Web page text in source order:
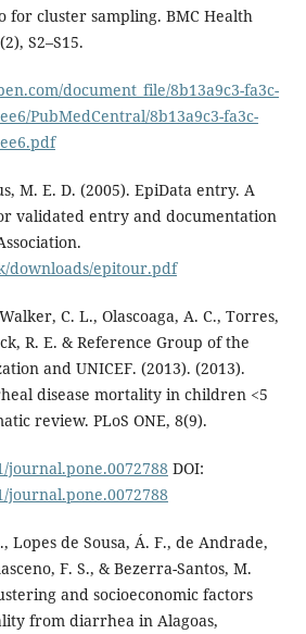
for cluster sampling. BMC Health
S2–S15.
document_file/8b13a9c3-fa3c-
PubMedCentral/8b13a9c3-fa3c-
M. E. D. (2005). EpiData entry. A
validated entry and documentation
downloads/epitour.pdf
C. L., Olascoaga, A. C., Torres,
R. E. & Reference Group of the
and UNICEF. (2013). (2013).
disease mortality in children <5
review. PLoS ONE, 8(9).
journal.pone.0072788 DOI:
journal.pone.0072788
Lopes de Sousa, Á. F., de Andrade,
F. S., & Bezerra-Santos, M.
and socioeconomic factors
from diarrhea in Alagoas,